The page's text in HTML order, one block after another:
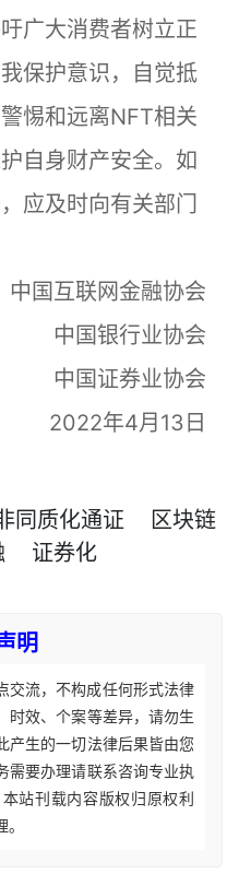
大消费者树立正
保护意识，自觉抵
惕和远离NFT相关
自身财产安全。如
应及时向有关部门
互联网金融协会
中国银行业协会
中国证券业协会
2022年4月13日
同质化通证
区块链
证券化
明
交流，不构成任何形式法律
时效、个案等差异，请勿生
产生的一切法律后果皆由您
需要办理请联系咨询专业执
站刊载内容版权归原权利